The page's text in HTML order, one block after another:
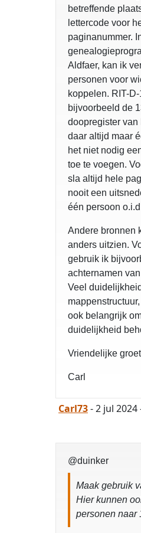
betreffende
lettercode voor
paginanummer.
Aldfaer, kan ik
personen voor
koppelen. RIT-
bijvoorbeeld de
doopregister van
daar altijd maar
het niet nodig
toe te voegen.
sla altijd hele
nooit een
één persoon
Andere bronnen
anders uitzien.
gebruik ik
achternamen
Veel
ook belangrijk
duidelijkheid
Vriendelijke
Carl
Carl73- 2 jul 2024
@duinker
Maak gebruik
Hier kunnen
personen naar